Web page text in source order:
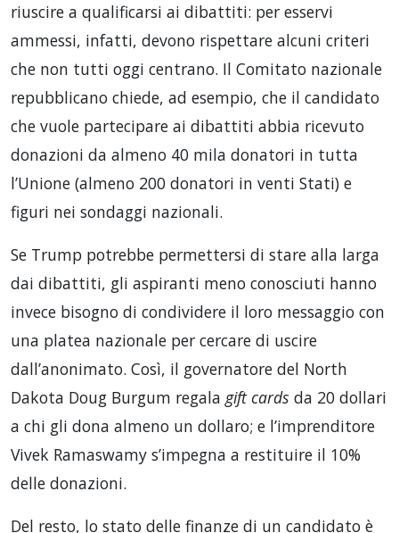
riuscire a qualificarsi ai dibattiti: per esservi
ammessi, infatti, devono rispettare alcuni criteri
che non tutti oggi centrano. Il Comitato nazionale
repubblicano chiede, ad esempio, che il candidato
che vuole partecipare ai dibattiti abbia ricevuto
donazioni da almeno 40 mila donatori in tutta
l’Unione (almeno 200 donatori in venti Stati) e
figuri nei sondaggi nazionali.
Se Trump potrebbe permettersi di stare alla larga
dai dibattiti, gli aspiranti meno conosciuti hanno
invece bisogno di condividere il loro messaggio con
una platea nazionale per cercare di uscire
dall’anonimato. Così, il governatore del North
Dakota Doug Burgum regala gift cards da 20 dollari
a chi gli dona almeno un dollaro; e l’imprenditore
Vivek Ramaswamy s’impegna a restituire il 10%
delle donazioni.
Del resto, lo stato delle finanze di un candidato è